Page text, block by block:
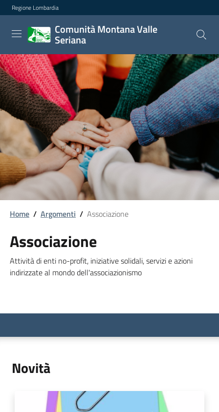
Vai al contenuto principale
Comunità Montana Valle
Regione Lombardia
Comunità Montana Valle
Seriana
Home / Argomenti / Associazione
Associazione
Attività di enti no-profit, iniziative solidali, servizi e azioni
indirizzate al mondo dell'associazionismo
Novità